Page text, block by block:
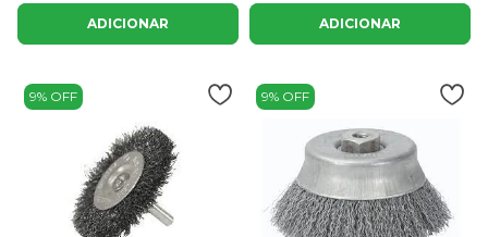
ADICIONAR ADICIONAR
9% OFF 9% OFF